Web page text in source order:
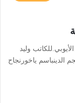
وليد
الدينباسم ياخورنجاح